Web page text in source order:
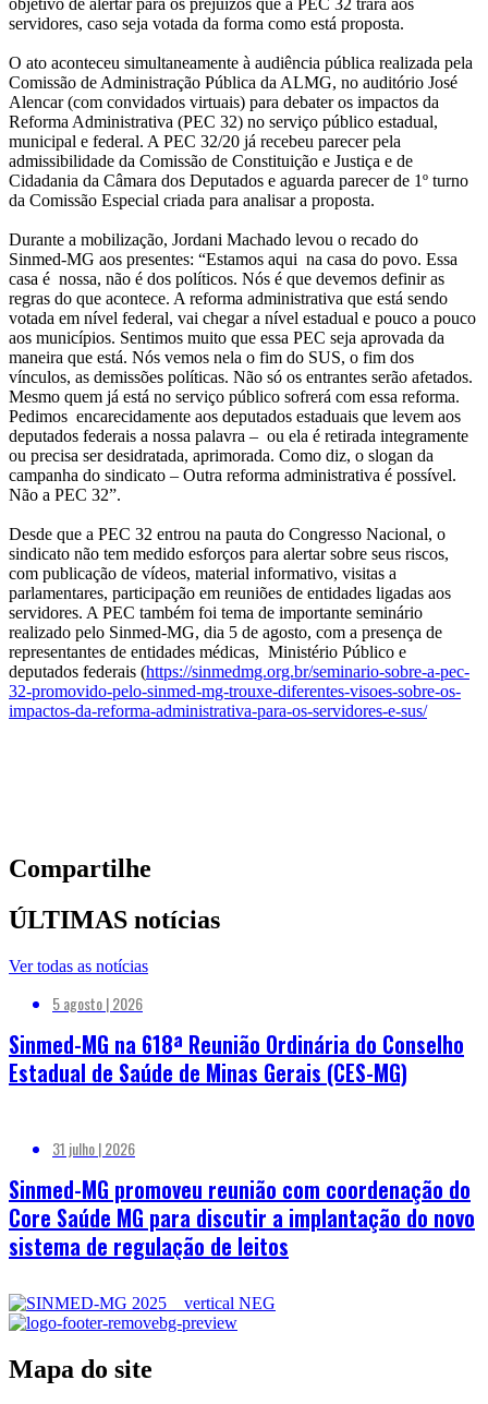
objetivo de alertar para os prejuízos que a PEC 32 trará aos
servidores, caso seja votada da forma como está proposta.
O ato aconteceu simultaneamente à audiência pública realizada pela
Comissão de Administração Pública da ALMG, no auditório José
Alencar (com convidados virtuais) para debater os impactos da
Reforma Administrativa (PEC 32) no serviço público estadual,
municipal e federal. A PEC 32/20 já recebeu parecer pela
admissibilidade da Comissão de Constituição e Justiça e de
Cidadania da Câmara dos Deputados e aguarda parecer de 1º turno
da Comissão Especial criada para analisar a proposta.
Durante a mobilização, Jordani Machado levou o recado do
Sinmed-MG aos presentes: “Estamos aqui na casa do povo. Essa
casa é nossa, não é dos políticos. Nós é que devemos definir as
regras do que acontece. A reforma administrativa que está sendo
votada em nível federal, vai chegar a nível estadual e pouco a pouco
aos municípios. Sentimos muito que essa PEC seja aprovada da
maneira que está. Nós vemos nela o fim do SUS, o fim dos
vínculos, as demissões políticas. Não só os entrantes serão afetados.
Mesmo quem já está no serviço público sofrerá com essa reforma.
Pedimos encarecidamente aos deputados estaduais que levem aos
deputados federais a nossa palavra – ou ela é retirada integramente
ou precisa ser desidratada, aprimorada. Como diz, o slogan da
campanha do sindicato – Outra reforma administrativa é possível.
Não a PEC 32”.
Desde que a PEC 32 entrou na pauta do Congresso Nacional, o
sindicato não tem medido esforços para alertar sobre seus riscos,
com publicação de vídeos, material informativo, visitas a
parlamentares, participação em reuniões de entidades ligadas aos
servidores. A PEC também foi tema de importante seminário
realizado pelo Sinmed-MG, dia 5 de agosto, com a presença de
representantes de entidades médicas, Ministério Público e
deputados federais (https://sinmedmg.org.br/seminario-sobre-a-pec-
32-promovido-pelo-sinmed-mg-trouxe-diferentes-visoes-sobre-os-
impactos-da-reforma-administrativa-para-os-servidores-e-sus/
Compartilhe
ÚLTIMAS notícias
Ver todas as notícias
5 agosto | 2026
Sinmed-MG na 618ª Reunião Ordinária do Conselho
Estadual de Saúde de Minas Gerais (CES-MG)
31 julho | 2026
Sinmed-MG promoveu reunião com coordenação do
Core Saúde MG para discutir a implantação do novo
sistema de regulação de leitos
Mapa do site